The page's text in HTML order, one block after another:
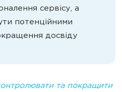
сервісу, а
потенційними
досвіду
та покращити